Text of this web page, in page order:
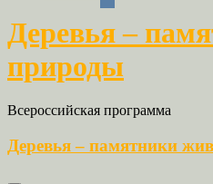
Деревья –
природы
Всероссийская программа
Деревья – памятники